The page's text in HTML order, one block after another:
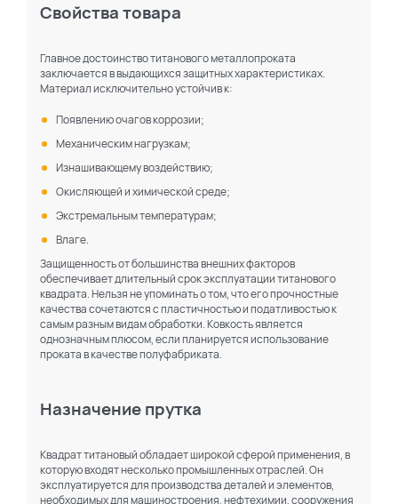
Свойства товара
Главное достоинство титанового металлопроката
заключается в выдающихся защитных характеристиках.
Материал исключительно устойчив к:
Появлению очагов коррозии;
Механическим нагрузкам;
Изнашивающему воздействию;
Окисляющей и химической среде;
Экстремальным температурам;
Влаге.
Защищенность от большинства внешних факторов
обеспечивает длительный срок эксплуатации титанового
квадрата. Нельзя не упоминать о том, что его прочностные
качества сочетаются с пластичностью и податливостью к
самым разным видам обработки. Ковкость является
однозначным плюсом, если планируется использование
проката в качестве полуфабриката.
Назначение прутка
Квадрат титановый обладает широкой сферой применения, в
которую входят несколько промышленных отраслей. Он
эксплуатируется для производства деталей и элементов,
необходимых для машиностроения, нефтехимии, сооружения